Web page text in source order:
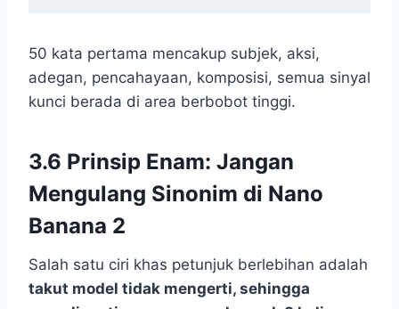
50 kata pertama mencakup subjek, aksi,
adegan, pencahayaan, komposisi, semua sinyal
kunci berada di area berbobot tinggi.
3.6 Prinsip Enam: Jangan
Mengulang Sinonim di Nano
Banana 2
Salah satu ciri khas petunjuk berlebihan adalah
takut model tidak mengerti, sehingga